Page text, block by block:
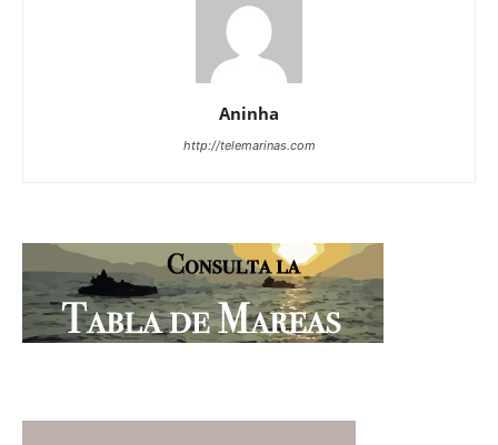
Aninha
http://telemarinas.com